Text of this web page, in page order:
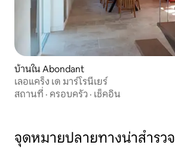
บ้านใน Abondant
เลอแคร็ง เด มาร์โรนีเยร์
สถานที่ · ครอบครัว · เช็คอิน
จุดหมายปลายทางน่าสำรวจ